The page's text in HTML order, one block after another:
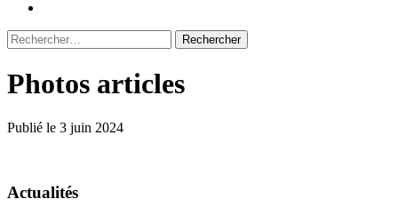
Rechercher :
Photos articles
Publié le 3 juin 2024
Actualités